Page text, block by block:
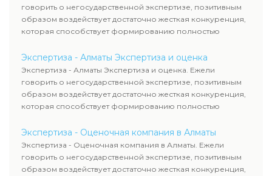
говорить о негосударственной экспертизе, позитивным
образом воздействует достаточно жесткая конкуренция,
которая способствует формированию полностью
Экспертиза - Алматы Экспертиза и оценка
Экспертиза - Алматы Экспертиза и оценка. Ежели
говорить о негосударственной экспертизе, позитивным
образом воздействует достаточно жесткая конкуренция,
которая способствует формированию полностью
Экспертиза - Оценочная компания в Алматы
Экспертиза - Оценочная компания в Алматы. Ежели
говорить о негосударственной экспертизе, позитивным
образом воздействует достаточно жесткая конкуренция,